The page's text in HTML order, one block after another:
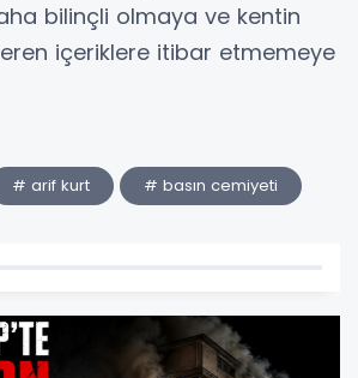
bilinçli olmaya ve kentin
içeriklere itibar etmemeye
# arif kurt
# basın cemiyeti